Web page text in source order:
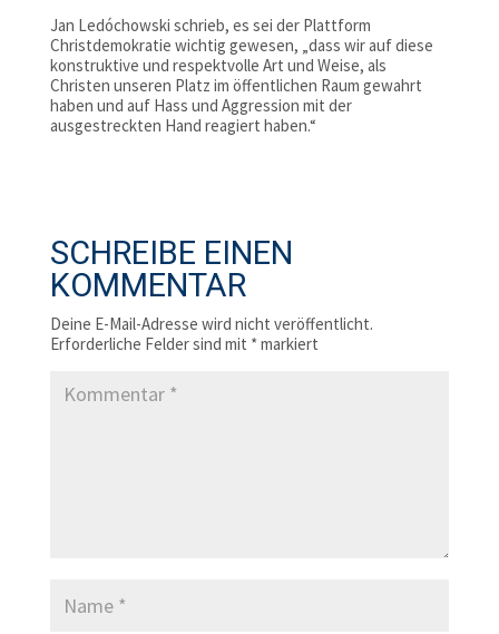
Jan Ledóchowski schrieb, es sei der Plattform
Christdemokratie wichtig gewesen, „dass wir auf diese
konstruktive und respektvolle Art und Weise, als
Christen unseren Platz im öffentlichen Raum gewahrt
haben und auf Hass und Aggression mit der
ausgestreckten Hand reagiert haben.“
SCHREIBE EINEN
KOMMENTAR
Deine E-Mail-Adresse wird nicht veröffentlicht.
Erforderliche Felder sind mit *markiert